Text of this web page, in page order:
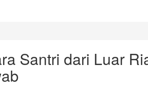
Santri dari Luar